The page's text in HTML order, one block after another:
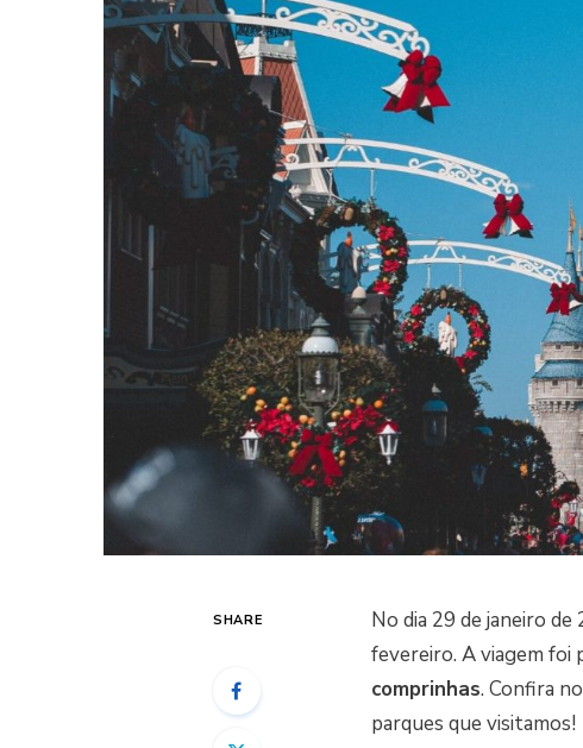
SHARE
No dia 29 de janeiro
fevereiro. A viagem foi
comprinhas. Confira
parques que visitamos!